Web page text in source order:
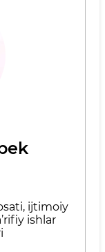
ijtimoiy
ishlar